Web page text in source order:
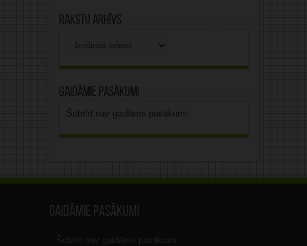
Rakstu arhīvs
Gaidāmie pasākumi
Šobrīd nav gaidāmo pasākumi.
Gaidāmie pasākumi
Šobrīd nav gaidāmo pasākumi.